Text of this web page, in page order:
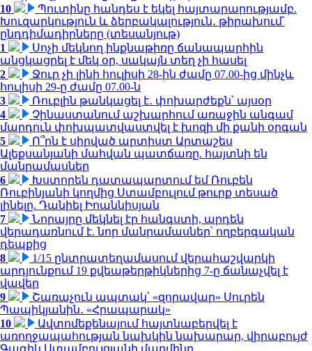
10
Պուտինը հանդես է եկել հայտարարությամբ.
Խուզարկություն և ձերբակալություն․ թիրախում՝
ընդդիմադիրները (տեսանյութ)
1
Սոչի մեկնող ինքնաթիռը ճանապարհին
անցկացրել է մեկ օր, սակայն տեղ չի հասել
2
Ջուր չի լինի հուլիսի 28-ին ժամը 07.00-ից մինչև
հուլիսի 29-ը ժամը 07.00-ն
3
Ռուբլին թանկացել է․ փոխարժեքն՝ այսօր
4
Չինաստանում աշխարհում առաջին անգամ
մարդուն փոխպատվաստվել է խոզի մի քանի օրգան
5
Ո՞րն է սիրված արտիստ Արտաշես
Ալեքսանյանի մահվան պատճառը. հայտնի են
մանրամասներ
6
Խստորեն դատապարտում եմ Ռուբեն
Ռուբինյանի կողմից Ստամբուլում թուրք տեսած
լինելը. Դանիել Իոաննիսյան
7
Նորայրը մեկնել էր հանգստի, արդեն
վերադառնում է. նոր մանրամասներ՝ ողբերգական
դեպքից
8
1/15 ընտրատեղամասում վերահաշվարկի
արդյունքում 19 քվեաթերթիկներից 7-ը ճանաչվել է
վավեր
9
Շառաչուն ապտակ՝ «զորավար» Սուրեն
Պապիկյանին․ «Հրապարակ»
10
Ավտոմեքենայում հայտնաբերվել է
առողջապահության նախկին նախարար, վիրաբույժ
Գագիկ Ստամբուլցյանի մարմինը